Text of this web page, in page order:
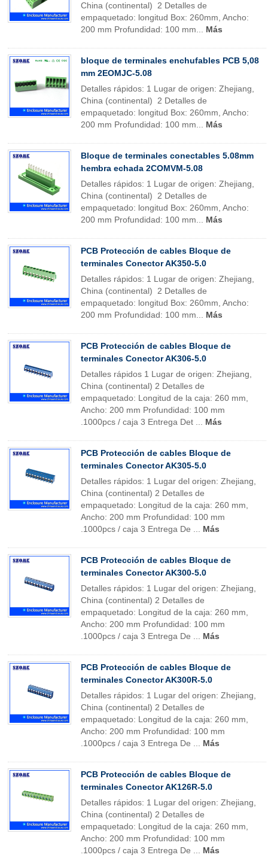
China (continental) 2 Detalles de
empaquetado: longitud Box: 260mm, Ancho:
200 mm Profundidad: 100 mm... Más
bloque de terminales enchufables PCB 5,08
mm 2EOMJC-5.08
Detalles rápidos: 1 Lugar de origen: Zhejiang,
China (continental) 2 Detalles de
empaquetado: longitud Box: 260mm, Ancho:
200 mm Profundidad: 100 mm... Más
Bloque de terminales conectables 5.08mm
hembra echada 2COMVM-5.08
Detalles rápidos: 1 Lugar de origen: Zhejiang,
China (continental) 2 Detalles de
empaquetado: longitud Box: 260mm, Ancho:
200 mm Profundidad: 100 mm... Más
PCB Protección de cables Bloque de
terminales Conector AK350-5.0
Detalles rápidos: 1 Lugar de origen: Zhejiang,
China (continental) 2 Detalles de
empaquetado: longitud Box: 260mm, Ancho:
200 mm Profundidad: 100 mm... Más
PCB Protección de cables Bloque de
terminales Conector AK306-5.0
Detalles rápidos 1 Lugar de origen: Zhejiang,
China (continental) 2 Detalles de
empaquetado: Longitud de la caja: 260 mm,
Ancho: 200 mm Profundidad: 100 mm
.1000pcs / caja 3 Entrega Det ... Más
PCB Protección de cables Bloque de
terminales Conector AK305-5.0
Detalles rápidos: 1 Lugar del origen: Zhejiang,
China (continental) 2 Detalles de
empaquetado: Longitud de la caja: 260 mm,
Ancho: 200 mm Profundidad: 100 mm
.1000pcs / caja 3 Entrega De ... Más
PCB Protección de cables Bloque de
terminales Conector AK300-5.0
Detalles rápidos: 1 Lugar del origen: Zhejiang,
China (continental) 2 Detalles de
empaquetado: Longitud de la caja: 260 mm,
Ancho: 200 mm Profundidad: 100 mm
.1000pcs / caja 3 Entrega De ... Más
PCB Protección de cables Bloque de
terminales Conector AK300R-5.0
Detalles rápidos: 1 Lugar del origen: Zhejiang,
China (continental) 2 Detalles de
empaquetado: Longitud de la caja: 260 mm,
Ancho: 200 mm Profundidad: 100 mm
.1000pcs / caja 3 Entrega De ... Más
PCB Protección de cables Bloque de
terminales Conector AK126R-5.0
Detalles rápidos: 1 Lugar del origen: Zhejiang,
China (continental) 2 Detalles de
empaquetado: Longitud de la caja: 260 mm,
Ancho: 200 mm Profundidad: 100 mm
.1000pcs / caja 3 Entrega De ... Más